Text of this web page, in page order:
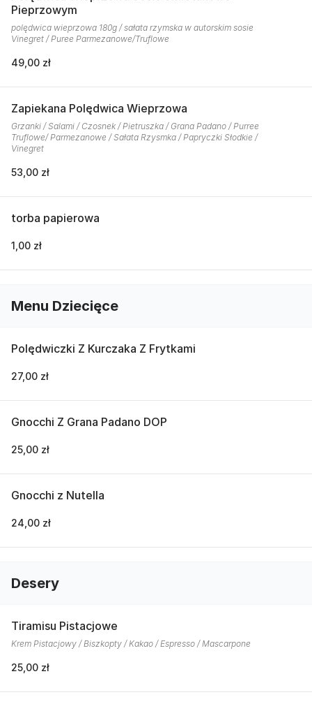
Pieprzowym
polędwica wieprzowa 180g / sałata rzymska w autorskim sosie
Vinegret / Puree Parmezanowe/Truflowe
49,00 zł
Zapiekana Polędwica Wieprzowa
Grzanki / Salami / Czosnek / Pietruszka / Grana Padano / Purree
Truflowe/ Parmezanowe / Sałata Rzysmka / Papryczki Słodkie /
Vinegret
53,00 zł
torba papierowa
1,00 zł
Menu Dziecięce
Polędwiczki Z Kurczaka Z Frytkami
27,00 zł
Gnocchi Z Grana Padano DOP
25,00 zł
Gnocchi z Nutella
24,00 zł
Desery
Tiramisu Pistacjowe
Krem Pistacjowy / Biszkopty / Kakao / Espresso / Mascarpone
25,00 zł